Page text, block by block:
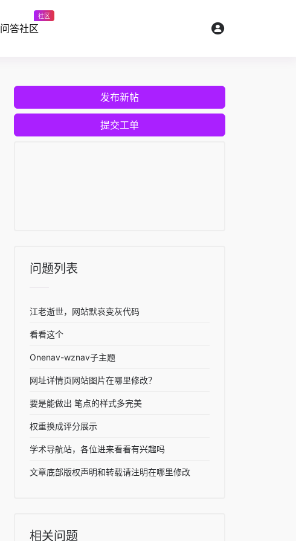
问答社区
社区
发布新帖
提交工单
问题列表
江老逝世，网站默哀变灰代码
看看这个
Onenav-wznav子主题
网址详情页网站图片在哪里修改？
要是能做出 笔点的样式多完美
权重换成评分展示
学术导航站，各位进来看看有兴趣吗
文章底部版权声明和转载请注明在哪里修改
相关问题